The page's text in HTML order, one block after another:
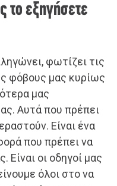
το εξηγήσετε
φωτίζει τις
φόβους μας κυρίως
μας
Αυτά που πρέπει
Είναι ένα
που πρέπει να
Είναι οι οδηγοί μας
όλοι στο να